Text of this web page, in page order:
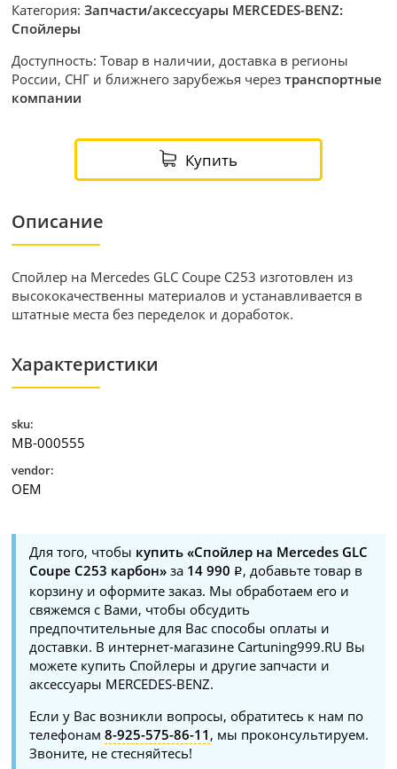
Категория:Запчасти/аксессуары MERCEDES-BENZ:
Спойлеры
Доступность: Товар в наличии, доставка в регионы
России, СНГ и ближнего зарубежья черезтранспортные
компании
Купить
Описание
Спойлер на Mercedes GLC Coupe C253 изготовлен из
высококачественны материалов и устанавливается в
штатные места без переделок и доработок.
Характеристики
sku:
MB-000555
vendor:
OEM
Для того, чтобы купить «Спойлер на Mercedes GLC
Coupe C253 карбон» за 14 990
, добавьте товар в
корзину и оформите заказ. Мы обработаем его и
свяжемся с Вами, чтобы обсудить
предпочтительные для Вас способы оплаты и
доставки. В интернет-магазине Cartuning999.RU Вы
можете купить Спойлеры и другие запчасти и
аксессуары MERCEDES-BENZ.
Если у Вас возникли вопросы, обратитесь к нам по
телефонам8-925-575-86-11 , мы проконсультируем.
Звоните, не стесняйтесь!